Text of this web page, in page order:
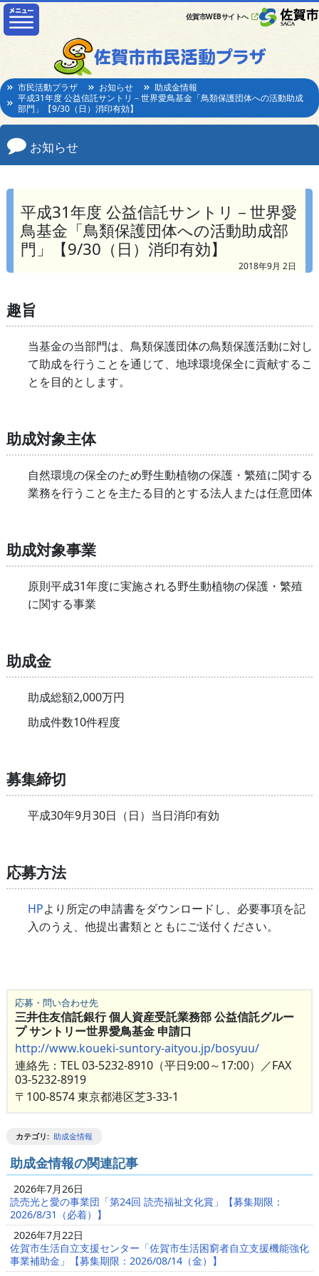
佐賀市WEBサイトへ
市民活動プラザ お知らせ
助成金情報
平成31年度 公益信託サントリ－世界愛鳥基金「鳥類保護団体への活動助成
部門」【9/30（日）消印有効】
お知らせ
平成31年度 公益信託サントリ－世界愛
鳥基金「鳥類保護団体への活動助成部
門」【9/30（日）消印有効】
2018年9月 2日
趣旨
当基金の当部門は、鳥類保護団体の鳥類保護活動に対し
て助成を行うことを通じて、地球環境保全に貢献するこ
とを目的とします。
助成対象主体
自然環境の保全のため野生動植物の保護・繁殖に関する
業務を行うことを主たる目的とする法人または任意団体
助成対象事業
原則平成31年度に実施される野生動植物の保護・繁殖
に関する事業
助成金
助成総額2,000万円
助成件数10件程度
募集締切
平成30年9月30日（日）当日消印有効
応募方法
HPより所定の申請書をダウンロードし、必要事項を記
入のうえ、他提出書類とともにご送付ください。
応募・問い合わせ先
三井住友信託銀行 個人資産受託業務部 公益信託グルー
プ サントリー世界愛鳥基金 申請口
http://www.koueki-suntory-aityou.jp/bosyuu/
連絡先：TEL 03-5232-8910（平日9:00～17:00）／FAX
03-5232-8919
〒100-8574 東京都港区芝3-33-1
カテゴリ: 助成金情報
助成金情報の関連記事
2026年7月26日
読売光と愛の事業団「第24回 読売福祉文化賞」【募集期限：
2026/8/31（必着）】
2026年7月22日
佐賀市生活自立支援センター「佐賀市生活困窮者自立支援機能強化
事業補助金」【募集期限：2026/08/14（金）】